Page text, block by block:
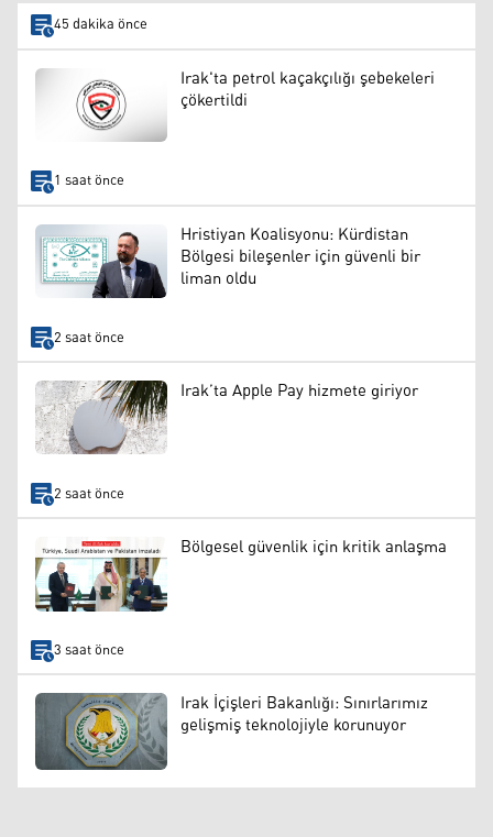
45 dakika önce
Irak'ta petrol kaçakçılığı şebekeleri
çökertildi
1 saat önce
Hristiyan Koalisyonu: Kürdistan
Bölgesi bileşenler için güvenli bir
liman oldu
2 saat önce
Irak’ta Apple Pay hizmete giriyor
2 saat önce
Bölgesel güvenlik için kritik anlaşma
3 saat önce
Irak İçişleri Bakanlığı: Sınırlarımız
gelişmiş teknolojiyle korunuyor